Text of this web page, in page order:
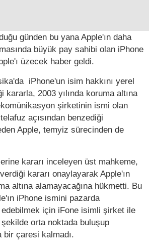
günden bu yana Apple'ın daha
büyük pay sahibi olan iPhone
üzecek haber geldi.
iPhone'un isim hakkını yerel
kararla, 2003 yılında koruma altına
şirketinin ismi olan
açısından benzediği
Apple, temyiz sürecinden de
kararı inceleyen üst mahkeme,
kararı onaylayarak Apple'ın
altına alamayacağına hükmetti. Bu
iPhone ismini pazarda
için iFone isimli şirket ile
orta noktada buluşup
çaresi kalmadı.